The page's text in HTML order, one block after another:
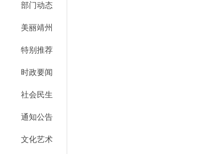
部门动态
美丽靖州
特别推荐
时政要闻
社会民生
通知公告
文化艺术